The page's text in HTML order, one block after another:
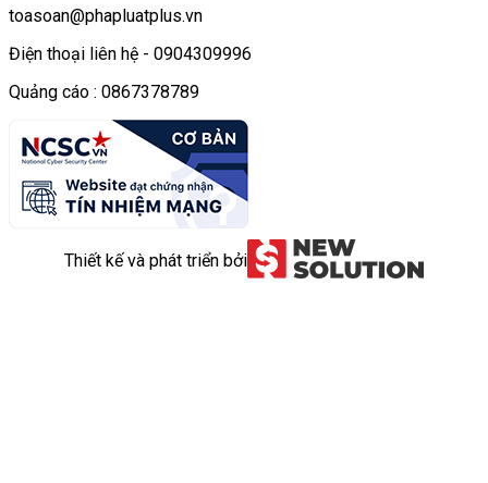
toasoan@phapluatplus.vn
Điện thoại liên hệ - 0904309996
Quảng cáo : 0867378789
Thiết kế và phát triển bởi